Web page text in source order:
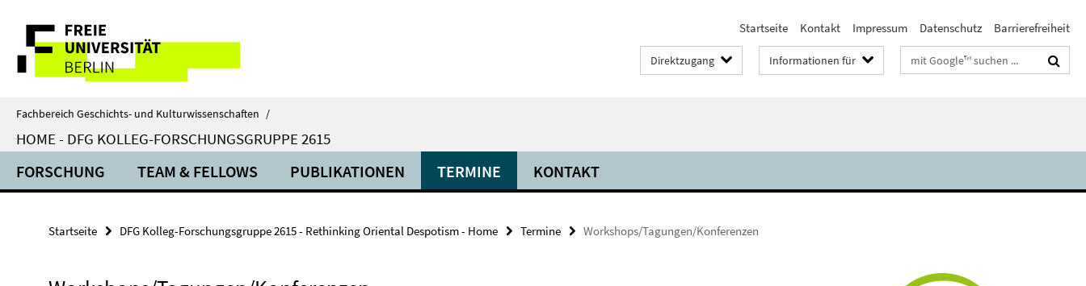
direkt
Inhalt
Service-
Navigation
Startseite Kontakt Impressum Datenschutz Barrierefreiheit
Direktzugang Informationen für Suchbegriffe
Fachbereich Geschichts- und Kulturwissenschaften /
HOME - DFG KOLLEG-FORSCHUNGSGRUPPE 2615
FORSCHUNG TEAM & FELLOWS PUBLIKATIONEN TERMINE KONTAKT
Startseite DFG Kolleg-Forschungsgruppe 2615 - Rethinking Oriental Despotism - Home Termine Workshops/Tagungen/Konferenzen